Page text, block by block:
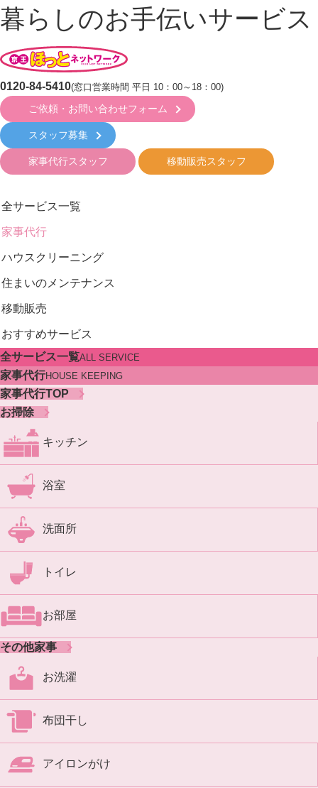
暮らしのお手伝いサービス
0120-84-5410(窓口営業時間 平日 10：00～18：00)
ご依頼・お問い合わせフォーム
スタッフ募集
家事代行スタッフ 移動販売スタッフ
全サービス一覧
家事代行
ハウスクリーニング
住まいのメンテナンス
移動販売
おすすめサービス
全サービス一覧ALL SERVICE
家事代行HOUSE KEEPING
家事代行TOP
お掃除
キッチン
浴室
洗面所
トイレ
お部屋
その他家事
お洗濯
布団干し
アイロンがけ